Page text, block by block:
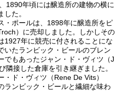
1890年頃には醸造所の建物の横に
た。
・ポールは、1898年に醸造所をピ
）に売却しました。しかしその
1927年に競売に付されることにな
いたランビック・ビールのブレン
でもあったジャン・ド・ヴィツ（J
隣接した倉庫を引き継ぎました。
ド・ヴィツ（Rene De Vits）
ランビック・ビールと繊細な味わ